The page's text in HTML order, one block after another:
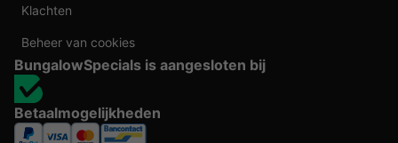
Klachten
Beheer van cookies
BungalowSpecials is aangesloten bij
Betaalmogelijkheden